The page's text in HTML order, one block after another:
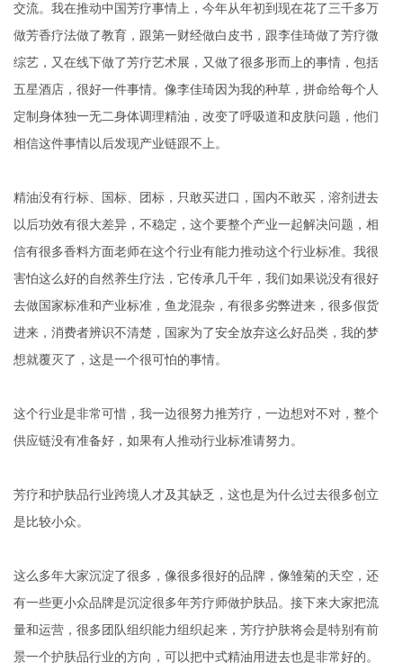
交流。我在推动中国芳疗事情上，今年从年初到现在花了三千多万
做芳香疗法做了教育，跟第一财经做白皮书，跟李佳琦做了芳疗微
综艺，又在线下做了芳疗艺术展，又做了很多形而上的事情，包括
五星酒店，很好一件事情。像李佳琦因为我的种草，拼命给每个人
定制身体独一无二身体调理精油，改变了呼吸道和皮肤问题，他们
相信这件事情以后发现产业链跟不上。
精油没有行标、国标、团标，只敢买进口，国内不敢买，溶剂进去
以后功效有很大差异，不稳定，这个要整个产业一起解决问题，相
信有很多香料方面老师在这个行业有能力推动这个行业标准。我很
害怕这么好的自然养生疗法，它传承几千年，我们如果说没有很好
去做国家标准和产业标准，鱼龙混杂，有很多劣弊进来，很多假货
进来，消费者辨识不清楚，国家为了安全放弃这么好品类，我的梦
想就覆灭了，这是一个很可怕的事情。
这个行业是非常可惜，我一边很努力推芳疗，一边想对不对，整个
供应链没有准备好，如果有人推动行业标准请努力。
芳疗和护肤品行业跨境人才及其缺乏，这也是为什么过去很多创立
是比较小众。
这么多年大家沉淀了很多，像很多很好的品牌，像雏菊的天空，还
有一些更小众品牌是沉淀很多年芳疗师做护肤品。接下来大家把流
量和运营，很多团队组织能力组织起来，芳疗护肤将会是特别有前
景一个护肤品行业的方向，可以把中式精油用进去也是非常好的。